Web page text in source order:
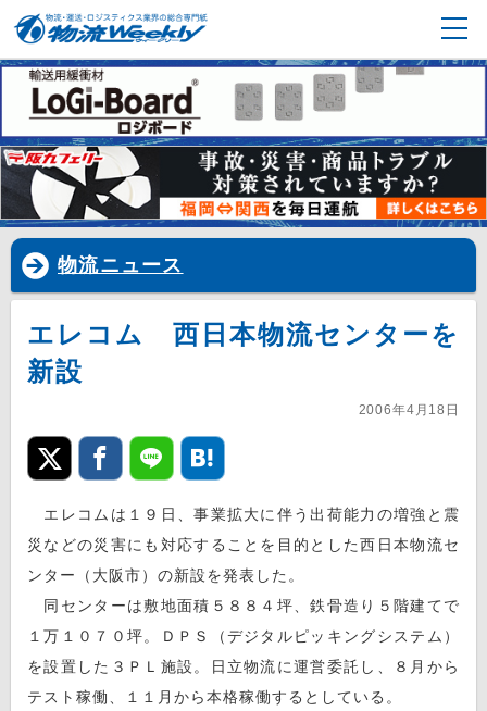
物流ニュース
エレコム 西日本物流センターを
新設
2006年4月18日
エレコムは１９日、事業拡大に伴う出荷能力の増強と震
災などの災害にも対応することを目的とした西日本物流セ
ンター（大阪市）の新設を発表した。
同センターは敷地面積５８８４坪、鉄骨造り５階建てで
１万１０７０坪。ＤＰＳ（デジタルピッキングシステム）
を設置した３ＰＬ施設。日立物流に運営委託し、８月から
テスト稼働、１１月から本格稼働するとしている。